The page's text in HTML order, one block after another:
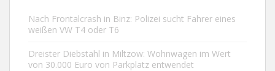
Nach Frontalcrash in Binz: Polizei sucht Fahrer eines
weißen VW T4 oder T6
Dreister Diebstahl in Miltzow: Wohnwagen im Wert
von 30.000 Euro von Parkplatz entwendet